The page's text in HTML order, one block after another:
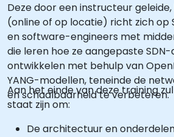
Deze door een instructeur
(online of op locatie) richt zich op
en software-engineers met
die leren hoe ze aangepaste
ontwikkelen met behulp van
YANG-modellen, teneinde de
en schaalbaarheid te verbeteren.
Aan het einde van deze training
staat zijn om:
De architectuur en